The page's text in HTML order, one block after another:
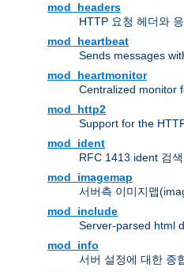
mod_headers
HTTP 요청 헤더와
mod_heartbeat
Sends messages
mod_heartmonitor
Centralized monitor
mod_http2
Support for the
mod_ident
RFC 1413 ident 검색
mod_imagemap
서버측 이미지맵
mod_include
Server-parsed html
mod_info
서버 설정에 대한 종